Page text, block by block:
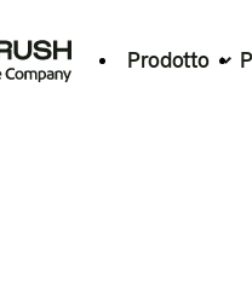
Prodotto